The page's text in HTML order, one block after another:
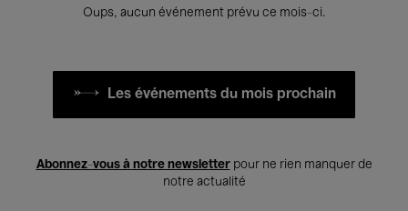
Oups, aucun événement prévu ce mois-ci.
Les événements du mois prochain
Abonnez-vous à notre newsletterpour ne rien manquer de
notre actualité